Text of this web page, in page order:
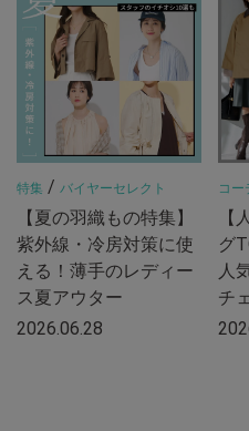
特集 / バイヤーセレクト
【夏の羽織もの特集】
紫外線・冷房対策に使
える！薄手のレディー
ス夏アウター
2026.06.28
コー
【
グ
人
チ